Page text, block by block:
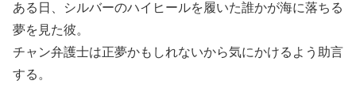
ある日、シルバーのハイヒールを履いた誰かが海に落ちる
夢を見た彼。
チャン弁護士は正夢かもしれないから気にかけるよう助言
する。